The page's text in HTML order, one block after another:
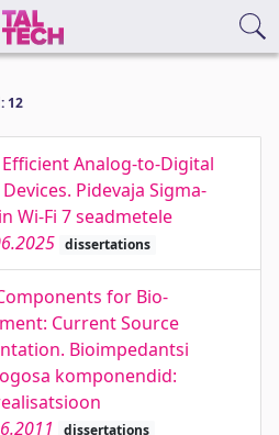
12
Analog-to-Digital
Pidevaja Sigma-
Wi-Fi 7 seadmetele
dissertations
for Bio-
Current Source
Bioimpedantsi
komponendid:
dissertations